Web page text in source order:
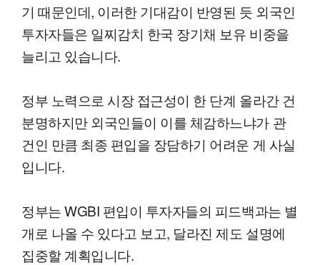
기 때문인데, 이러한 기대감이 반영된 듯 외국인
투자자들은 일찌감치 한국 장기채 보유 비중을
늘리고 있습니다.
정부 노력으로 시장 접근성이 한 단계 올라간 건
분명하지만 외국인들이 이를 체감하느냐가 관
건인 만큼 최종 편입을 장담하기 어려운 게 사실
입니다.
정부는 WGBI 편입이 투자자들의 피드백과는 별
개로 나올 수 있다고 보고, 달라진 제도 설명에
집중할 계획입니다.